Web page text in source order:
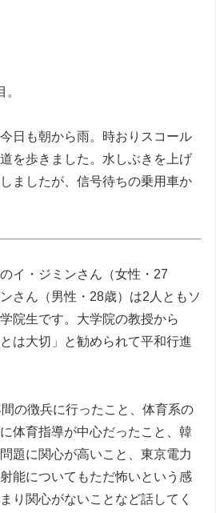
日も朝から雨。時おりスコール
を歩きました。水しぶきを上げ
ましたが、信号待ちの乗用車か
イ・ジミンさん（女性・27
さん（男性・28歳）は2人ともソ
院生です。大学院の教授から
は大切」と勧められて平和行進
の徴兵に行ったこと、体育系の
体育指導が中心だったこと、韓
題に関心が高いこと、東京電力
能についてもただ怖いという感
り関心がないことなど話してく